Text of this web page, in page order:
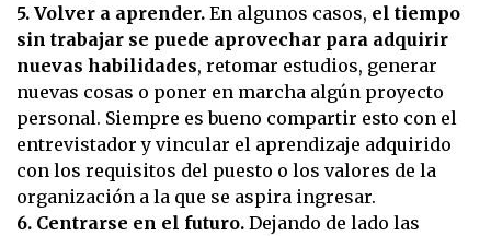
5. Volver a aprender. En algunos casos, el tiempo
sin trabajar se puede aprovechar para adquirir
nuevas habilidades, retomar estudios, generar
nuevas cosas o poner en marcha algún proyecto
personal. Siempre es bueno compartir esto con el
entrevistador y vincular el aprendizaje adquirido
con los requisitos del puesto o los valores de la
organización a la que se aspira ingresar.
6. Centrarse en el futuro. Dejando de lado las